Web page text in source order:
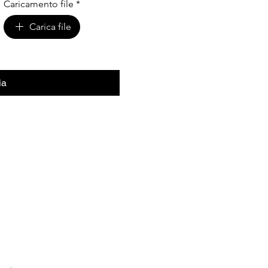
Caricamento file *
Carica file